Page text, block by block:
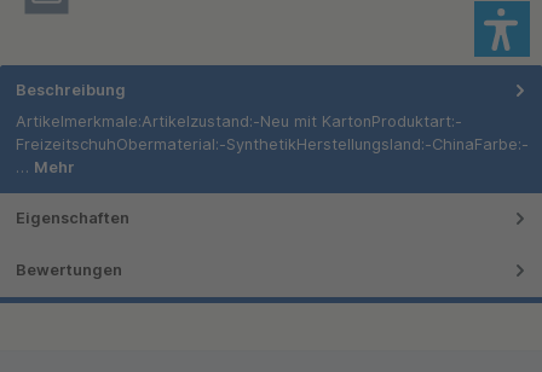
Beschreibung
Artikelmerkmale:Artikelzustand:-Neu mit KartonProduktart:-
FreizeitschuhObermaterial:-SynthetikHerstellungsland:-ChinaFarbe:-
… Mehr
Eigenschaften
Bewertungen